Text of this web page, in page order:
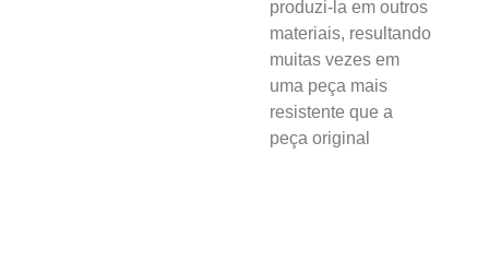
produzi-la em outros
materiais, resultando
muitas vezes em
uma peça mais
resistente que a
peça original